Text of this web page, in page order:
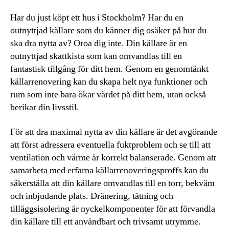
Har du just köpt ett hus i Stockholm? Har du en
outnyttjad källare som du känner dig osäker på hur du
ska dra nytta av? Oroa dig inte. Din källare är en
outnyttjad skattkista som kan omvandlas till en
fantastisk tillgång för ditt hem. Genom en genomtänkt
källarrenovering kan du skapa helt nya funktioner och
rum som inte bara ökar värdet på ditt hem, utan också
berikar din livsstil.
För att dra maximal nytta av din källare är det avgörande
att först adressera eventuella fuktproblem och se till att
ventilation och värme är korrekt balanserade. Genom att
samarbeta med erfarna källarrenoveringsproffs kan du
säkerställa att din källare omvandlas till en torr, bekväm
och inbjudande plats. Dränering, tätning och
tilläggsisolering är nyckelkomponenter för att förvandla
din källare till ett användbart och trivsamt utrymme.